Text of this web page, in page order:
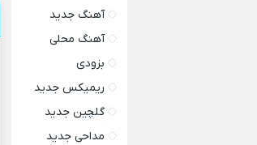
آهنگ جدید
آهنگ محلی
بزودی
ریمیکس جدید
گلچین جدید
مداحی جدید